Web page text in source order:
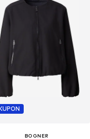
BOGNER